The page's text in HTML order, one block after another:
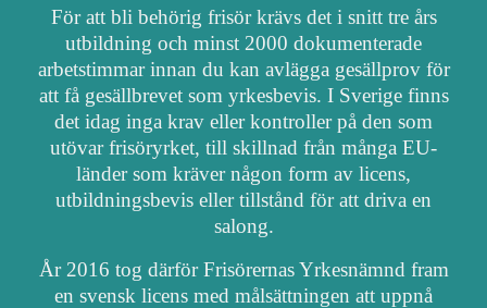
För att bli behörig frisör krävs det i snitt tre års
utbildning och minst 2000 dokumenterade
arbetstimmar innan du kan avlägga gesällprov för
att få gesällbrevet som yrkesbevis. I Sverige finns
det idag inga krav eller kontroller på den som
utövar frisöryrket, till skillnad från många EU-
länder som kräver någon form av licens,
utbildningsbevis eller tillstånd för att driva en
salong.
År 2016 tog därför Frisörernas Yrkesnämnd fram
en svensk licens med målsättningen att uppnå